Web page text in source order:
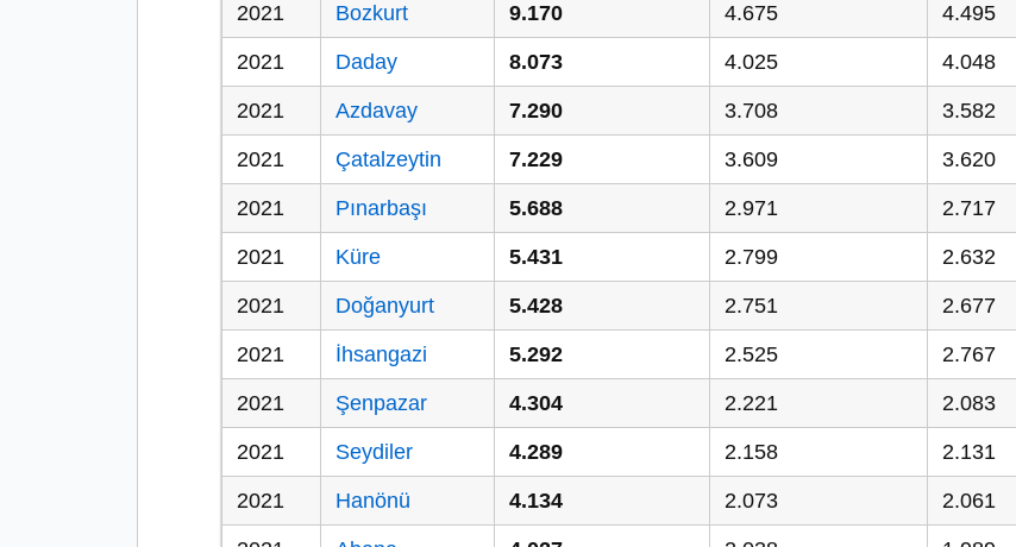
2021 Bozkurt 9.170 4.675 4.495
2021 Daday 8.073 4.025 4.048
2021 Azdavay 7.290 3.708 3.582
2021 Çatalzeytin 7.229 3.609 3.620
2021 Pınarbaşı 5.688 2.971 2.717
2021 Küre 5.431 2.799 2.632
2021 Doğanyurt 5.428 2.751 2.677
2021 İhsangazi 5.292 2.525 2.767
2021 Şenpazar 4.304 2.221 2.083
2021 Seydiler 4.289 2.158 2.131
2021 Hanönü 4.134 2.073 2.061